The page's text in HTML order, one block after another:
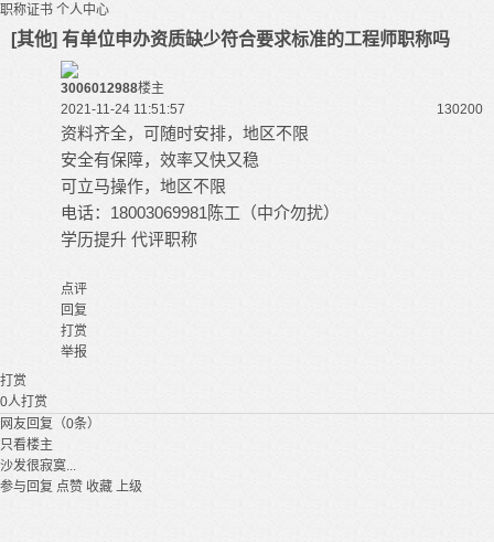
职称证书 个人中心
[其他] 有单位申办资质缺少符合要求标准的工程师职称吗
3006012988楼主
2021-11-24 11:51:57
130200
资料齐全，可随时安排，地区不限
安全有保障，效率又快又稳
可立马操作，地区不限
电话：18003069981陈工（中介勿扰）
学历提升 代评职称
点评
回复
打赏
举报
打赏
0人打赏
网友回复（0条）
只看楼主
沙发很寂寞...
参与回复 点赞 收藏 上级